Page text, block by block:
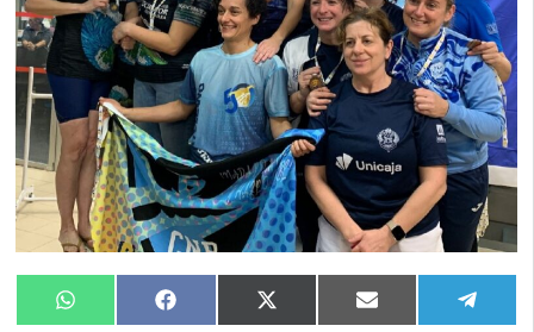
Compartir
WhatsAppCompartir
FacebookCompartir
X
Compartir
Email